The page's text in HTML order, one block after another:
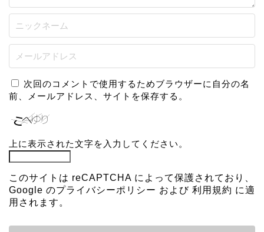
次回のコメントで使用するためブラウザーに自分の名
前、メールアドレス、サイトを保存する。
上に表示された文字を入力してください。
このサイトは reCAPTCHA によって保護されており、
Google のプライバシーポリシー および 利用規約 に適
用されます。